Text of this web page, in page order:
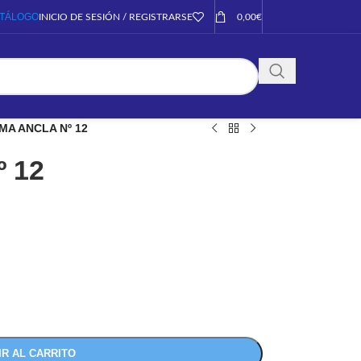
INICIO DE SESIÓN / REGISTRARSE 0,00€
ANCLA Nº 12
12
AL CARRITO